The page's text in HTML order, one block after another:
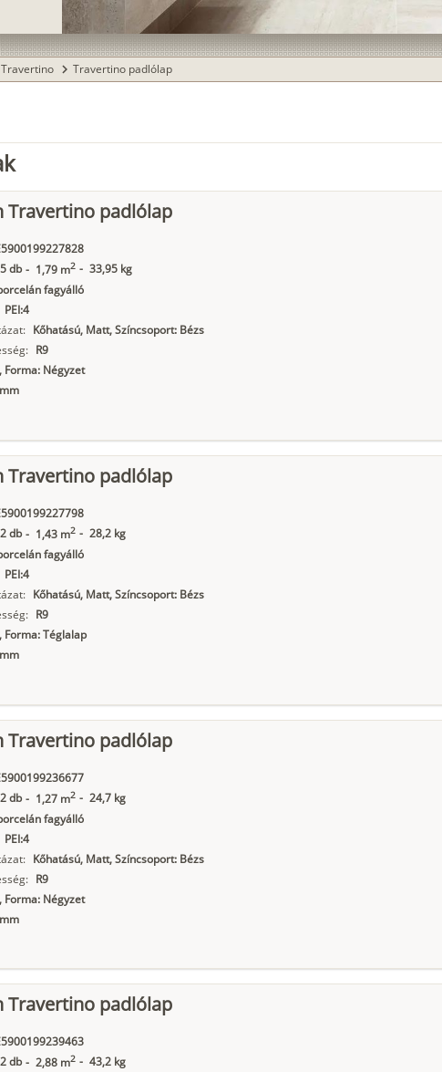
Travertino chevron_right Travertino padlólap
Travertino padlólap
5 db - 1,79 m2 - 33,95 kg
fagyálló
PEI:4
Kőhatású, Matt, Színcsoport: Bézs
R9
Forma: Négyzet
Travertino padlólap
2 db - 1,43 m2 - 28,2 kg
fagyálló
PEI:4
Kőhatású, Matt, Színcsoport: Bézs
R9
Forma: Téglalap
Travertino padlólap
2 db - 1,27 m2 - 24,7 kg
fagyálló
PEI:4
Kőhatású, Matt, Színcsoport: Bézs
R9
Forma: Négyzet
Travertino padlólap
2 db - 2,88 m2 - 43,2 kg